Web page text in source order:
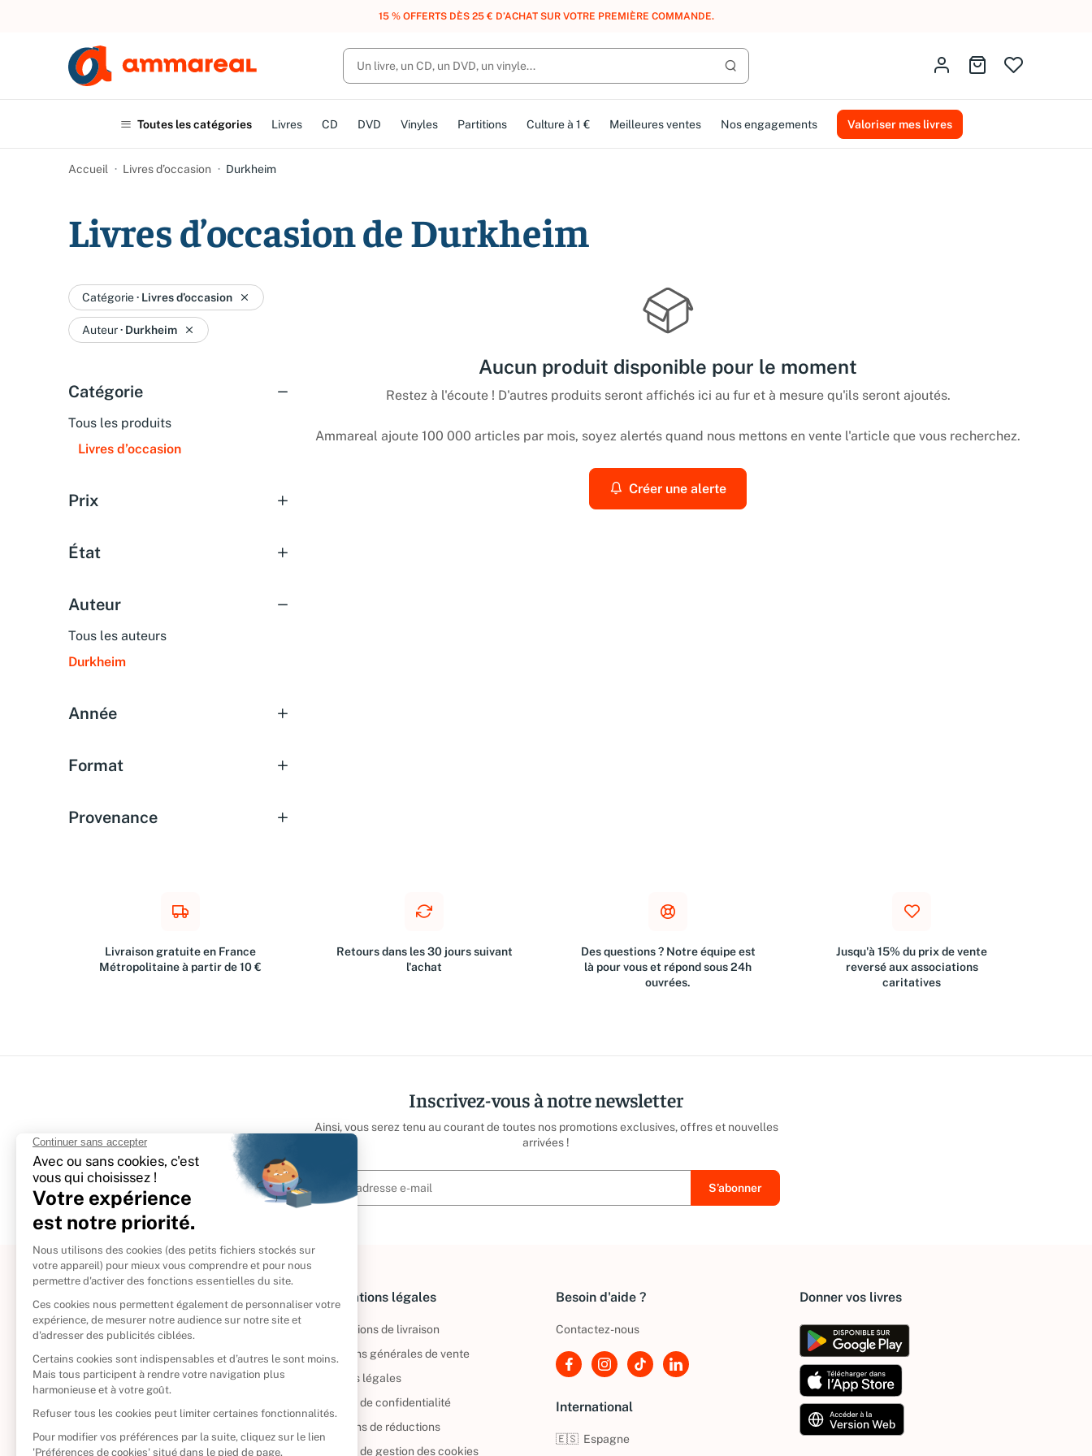
15 % OFFERTS DÈS 25 € D’ACHAT SUR VOTRE PREMIÈRE COMMANDE.
Lancer la recherche
Identifiez-vousAller au panier
Toutes les catégories Livres CD DVD Vinyles Partitions Culture à 1 € Meilleures ventes Nos engagements Valoriser mes livres
Accueil Livres d’occasion Durkheim
Livres d’occasion de Durkheim
Catégorie· Livres d’occasion
Auteur· Durkheim
Catégorie
Tous les produits
Livres d’occasion
Prix
État
Auteur
Tous les auteurs
Durkheim
Année
Format
Provenance
Aucun produit disponible pour le moment
Restez à l'écoute ! D'autres produits seront affichés ici au fur et à mesure qu'ils seront ajoutés.
Ammareal ajoute 100 000 articles par mois, soyez alertés quand nous mettons en vente l'article que vous recherchez.
Créer une alerte
Livraison gratuite en France
Métropolitaine à partir de 10 €
Retours dans les 30 jours suivant
l'achat
Des questions ? Notre équipe est
là pour vous et répond sous 24h
ouvrées.
Jusqu'à 15% du prix de vente
reversé aux associations
caritatives
Inscrivez-vous à notre newsletter
Ainsi, vous serez tenu au courant de toutes nos promotions exclusives, offres et nouvelles
arrivées !
À propos
Politique de retour
Reprendre vos livres
Qui sommes-nous ?
CD d'occasion
Informations légales
Informations de livraison
Conditions générales de vente
Mentions légales
Politique de confidentialité
Conditions de réductions
Politique de gestion des cookies
Besoin d'aide ?
Contactez-nous
International
🇪🇸 Espagne
Donner vos livres